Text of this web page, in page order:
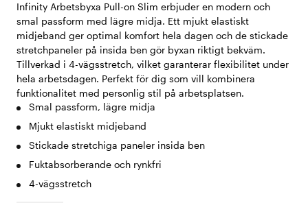
Infinity Arbetsbyxa Pull-on Slim erbjuder en modern och
smal passform med lägre midja. Ett mjukt elastiskt
midjeband ger optimal komfort hela dagen och de stickade
stretchpaneler på insida ben gör byxan riktigt bekväm.
Tillverkad i 4-vägsstretch, vilket garanterar flexibilitet under
hela arbetsdagen. Perfekt för dig som vill kombinera
funktionalitet med personlig stil på arbetsplatsen.
Smal passform, lägre midja
Mjukt elastiskt midjeband
Stickade stretchiga paneler insida ben
Fuktabsorberande och rynkfri
4-vägsstretch